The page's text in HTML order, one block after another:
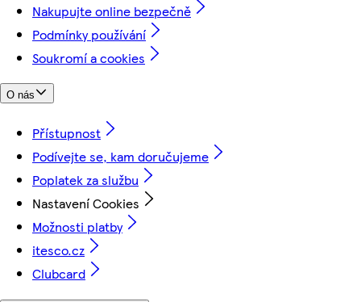
Nakupujte online bezpečně
Podmínky používání
Soukromí a cookies
O nás
Přístupnost
Podívejte se, kam doručujeme
Poplatek za službu
Nastavení Cookies
Možnosti platby
itesco.cz
Clubcard